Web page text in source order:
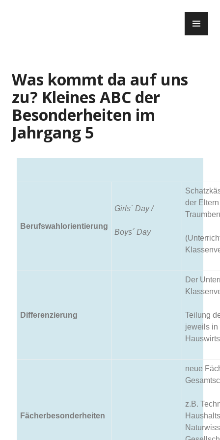
Was kommt da auf uns
zu? Kleines ABC der
Besonderheiten im
Jahrgang 5
Berufswahlorientierung
Girls´ Day /
Boys´ Day
der
Differenzierung
Der
Teilung
jeweils in
Fächerbesonderheiten
neue
z.B.